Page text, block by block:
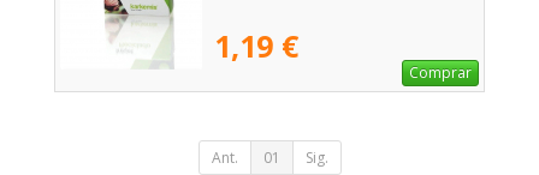
1,19 €
Comprar
Ant. 01 Sig.